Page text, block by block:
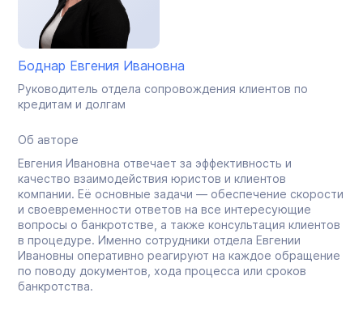
Боднар Евгения Ивановна
Руководитель отдела сопровождения клиентов по
кредитам и долгам
Об авторе
Евгения Ивановна отвечает за эффективность и
качество взаимодействия юристов и клиентов
компании. Её основные задачи — обеспечение скорости
и своевременности ответов на все интересующие
вопросы о банкротстве, а также консультация клиентов
в процедуре. Именно сотрудники отдела Евгении
Ивановны оперативно реагируют на каждое обращение
по поводу документов, хода процесса или сроков
банкротства.